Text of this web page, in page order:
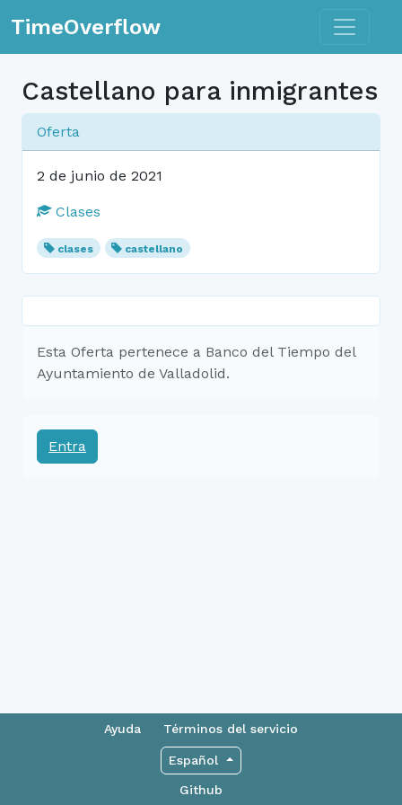
TimeOverflow Toggle
Castellano para inmigrantes
Oferta
2 de junio de 2021
Clases
clases castellano
Esta Oferta pertenece a Banco del Tiempo del
Ayuntamiento de Valladolid.
Entra
Ayuda Términos del servicio
Español
Github